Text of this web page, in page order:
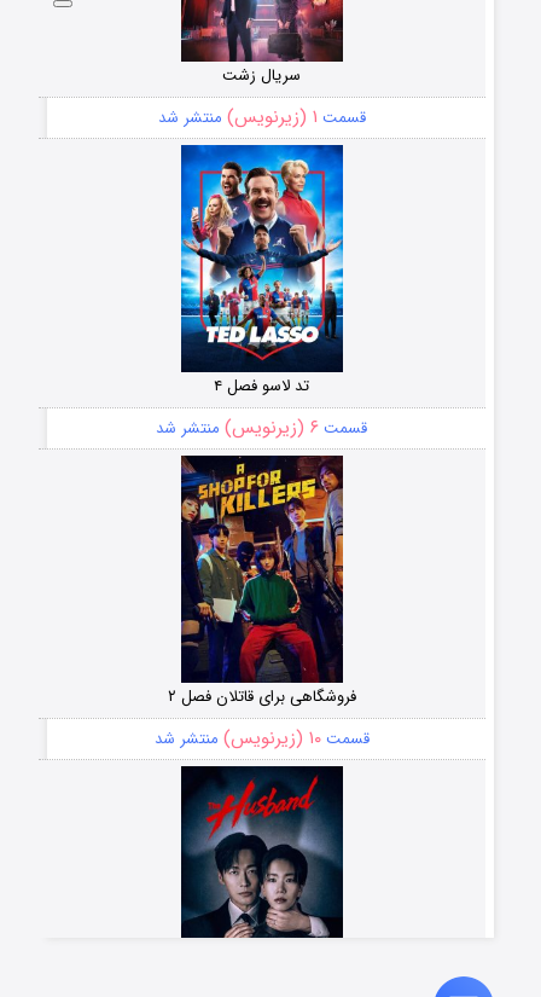
سریال زشت
قسمت ۱ (زیرنویس) منتشر شد
تد لاسو فصل ۴
قسمت ۶ (زیرنویس) منتشر شد
فروشگاهی برای قاتلان فصل ۲
قسمت۱۰ (زیرنویس) منتشر شد